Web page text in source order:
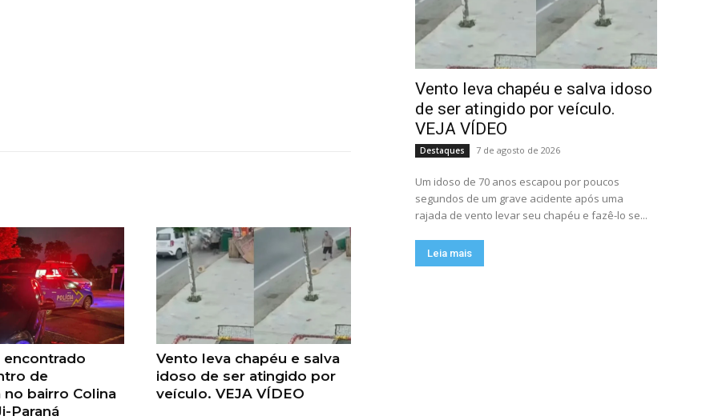
encontrado
de
no bairro Colina
Paraná
Vento leva chapéu e salva
idoso de ser atingido por
veículo. VEJA VÍDEO
Vento leva chapéu e salva idoso
de ser atingido por veículo.
VEJA VÍDEO
Destaques 7 de agosto de 2026
Um idoso de 70 anos escapou por poucos
segundos de um grave acidente após uma
rajada de vento levar seu chapéu e fazê-lo se...
Leia mais